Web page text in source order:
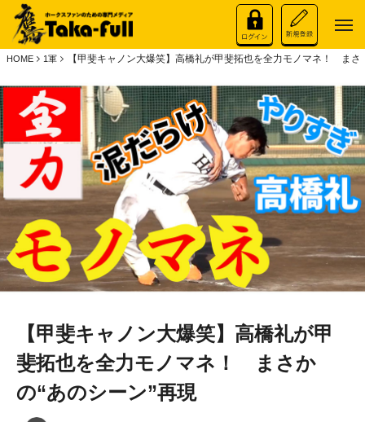
HOME 1軍 【甲斐キャノン大爆笑】高橋礼が甲斐拓也を全力モノマネ！ まさ
【甲斐キャノン大爆笑】高橋礼が甲
斐拓也を全力モノマネ！ まさか
の“あのシーン”再現